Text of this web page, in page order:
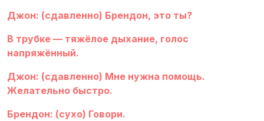
Джон: (сдавленно) Брендон, это ты?
В трубке — тяжёлое дыхание, голос
напряжённый.
Джон: (сдавленно) Мне нужна помощь.
Желательно быстро.
Брендон: (сухо) Говори.